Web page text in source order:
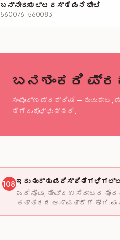
ಬನ್ನೇರುಘಟ್ಟ ರಸ್ತೆ ಮನೆ ಭೇಟಿ
560076 · 560083
ಬನಶಂಕರಿ
ಸಂಪೂರ್ಣ ಪ್ರಕ್ರಿಯೆ — ಹುಡುಕಾಟ,
ತೆಗೆದುಕೊಳ್ಳುತ್ತದೆ.
108ಇದು ತುರ್ತು ಪರಿಸ್ಥಿತಿಗಳಿಗಲ್ಲ
ಎದೆನೋವು, ತೀವ್ರ ಉಸಿರಾಟದ
ಹತ್ತಿರದ ಆಸ್ಪತ್ರೆಗೆ ಹೋಗಿ. ಮನೆ